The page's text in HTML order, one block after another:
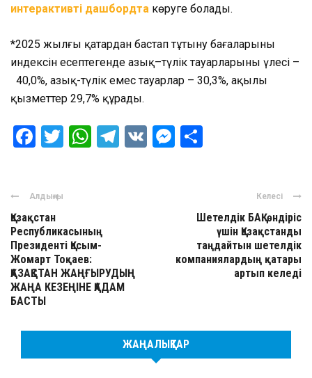
интерактивті дашбордта көруге болады.
*2025 жылғы қаңтардан бастап тұтыну бағаларының
индексін есептегенде азық–түлік тауарларының үлесі –
40,0%, азық-түлік емес тауарлар – 30,3%, ақылы
қызметтер 29,7% құрады.
Facebook
Twitter
WhatsApp
Telegram
VK Messenger
Алдыңғы
Қазақстан
Республикасының
Президенті Қасым-
Жомарт Тоқаев:
ҚАЗАҚСТАН ЖАҢҒЫРУДЫҢ
ЖАҢА КЕЗЕҢІНЕ ҚАДАМ
БАСТЫ
Келесі
Шетелдік БАҚ: өндіріс
үшін Қазақстанды
таңдайтын шетелдік
компаниялардың қатары
артып келеді
ЖАҢАЛЫҚТАР